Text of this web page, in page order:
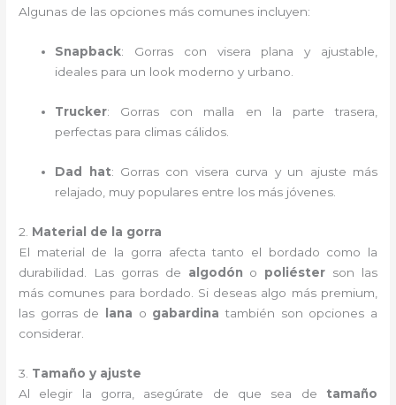
Algunas de las opciones más comunes incluyen:
Snapback: Gorras con visera plana y ajustable,
ideales para un look moderno y urbano.
Trucker: Gorras con malla en la parte trasera,
perfectas para climas cálidos.
Dad hat: Gorras con visera curva y un ajuste más
relajado, muy populares entre los más jóvenes.
2. Material de la gorra
El material de la gorra afecta tanto el bordado como la
durabilidad. Las gorras de algodón o poliéster son las
más comunes para bordado. Si deseas algo más premium,
las gorras de
lana o gabardina también son opciones a
considerar.
3. Tamaño y ajuste
Al elegir la gorra, asegúrate de que sea de tamaño